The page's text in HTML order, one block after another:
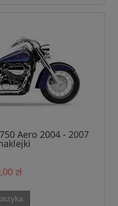
Aero 2004 - 2007
zł